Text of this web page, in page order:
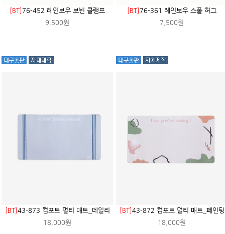
[BT] 76-452 레인보우 보빈 클램프
9,500원
[BT] 76-361 레인보우 스풀 허그
7,500원
[BT]43-873 컴포트 멀티 매트_데일리
18,000원
[BT]43-872 컴포트 멀티 매트_페인팅
18,000원